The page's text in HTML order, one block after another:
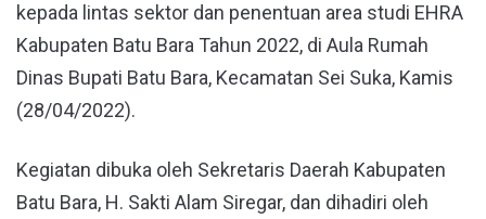
kepada lintas sektor dan penentuan area studi EHRA
Kabupaten Batu Bara Tahun 2022, di Aula Rumah
Dinas Bupati Batu Bara, Kecamatan Sei Suka, Kamis
(28/04/2022).
Kegiatan dibuka oleh Sekretaris Daerah Kabupaten
Batu Bara, H. Sakti Alam Siregar, dan dihadiri oleh